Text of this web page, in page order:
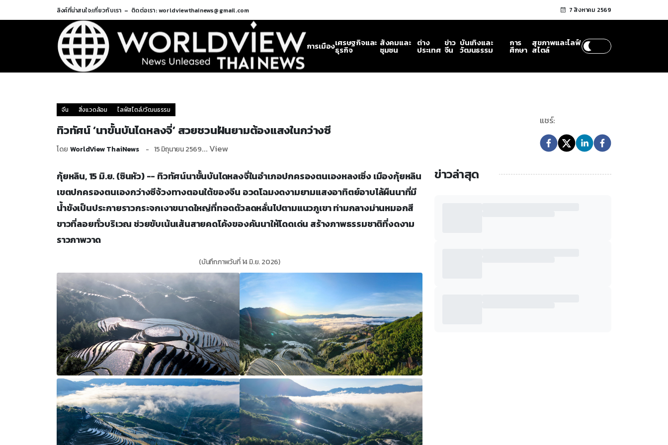
ลิงค์ที่น่าสนใจ:เกี่ยวกับเรา ติดต่อเรา: worldviewthainews@gmail.com 7 สิงหาคม 2569
การเมืองเศรษฐกิจและ
ธุรกิจ
สังคมและ
ชุมชน
ต่าง
ประเทศ
ข่าว
จีน
บันเทิงและ
วัฒนธรรม
การ
ศึกษา
สุขภาพและไลฟ์
สไตล์
จีน สิ่งแวดล้อม ไลฟ์สไตล์/วัฒนธรรม
ทิวทัศน์ ‘นาขั้นบันไดหลงจี่’ สวยชวนฝันยามต้องแสงในกว่างซี
โดย WorldView ThaiNews 15 มิถุนายน 2569... View
แชร์:
กุ้ยหลิน, 15 มิ.ย. (ซินหัว) -- ทิวทัศน์นาขั้นบันไดหลงจี่ในอำเภอปกครองตนเองหลงเซิ่ง เมืองกุ้ยหลิน
เขตปกครองตนเองกว่างซีจ้วงทางตอนใต้ของจีน อวดโฉมงดงามยามแสงอาทิตย์อาบไล้ผืนนาที่มี
น้ำขังเป็นประกายราวกระจกเงาขนาดใหญ่ที่ทอดตัวลดหลั่นไปตามแนวภูเขา ท่ามกลางม่านหมอกสี
ขาวที่ลอยทั่วบริเวณ ช่วยขับเน้นเส้นสายคดโค้งของคันนาให้โดดเด่น สร้างภาพธรรมชาติที่งดงาม
ราวภาพวาด
(บันทึกภาพวันที่ 14 มิ.ย. 2026)
ข่าวล่าสุด